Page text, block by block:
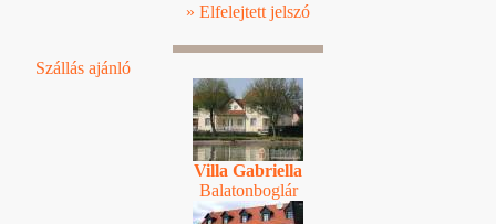
» Elfelejtett jelszó
Szállás ajánló
Villa Gabriella
Balatonboglár